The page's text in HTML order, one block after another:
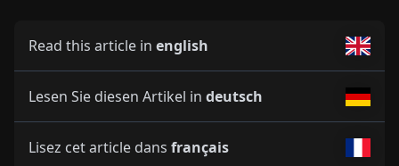
Read this article in english
Lesen Sie diesen Artikel in deutsch
Lisez cet article dans français